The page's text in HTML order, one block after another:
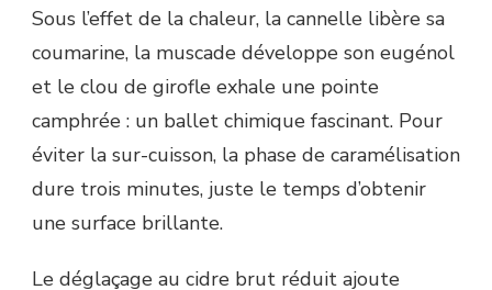
Sous l’effet de la chaleur, la cannelle libère sa
coumarine, la muscade développe son eugénol
et le clou de girofle exhale une pointe
camphrée : un ballet chimique fascinant. Pour
éviter la sur-cuisson, la phase de caramélisation
dure trois minutes, juste le temps d’obtenir
une surface brillante.
Le déglaçage au cidre brut réduit ajoute